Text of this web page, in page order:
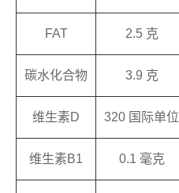
FAT 2.5 克
碳水化合物 3.9 克
维生素D 320 国际单位
维生素B1 0.1 毫克